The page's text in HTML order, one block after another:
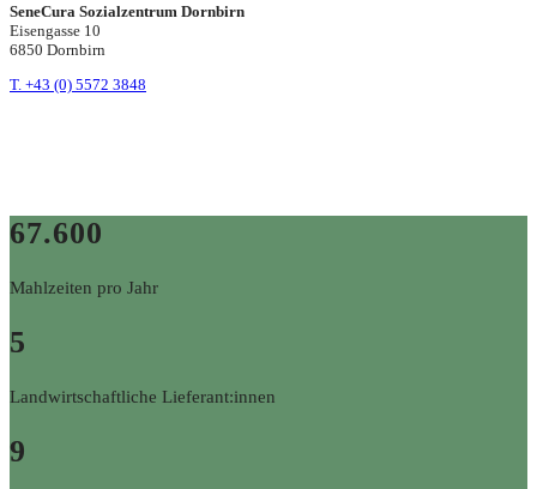
SeneCura Sozialzentrum Dornbirn
Eisengasse 10
6850 Dornbirn
T. +43 (0) 5572 3848
67.600
Mahlzeiten pro Jahr
5
Landwirtschaftliche Lieferant:innen
9